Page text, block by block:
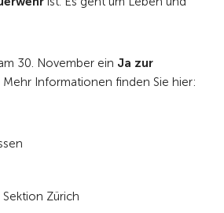
30. November ein Ja zur
Mehr Informationen finden Sie hier:
Zürich